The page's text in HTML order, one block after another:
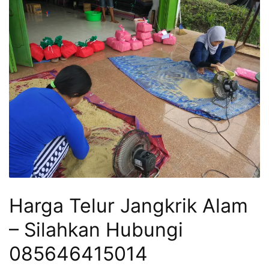
Harga Telur Jangkrik Alam
– Silahkan Hubungi
085646415014